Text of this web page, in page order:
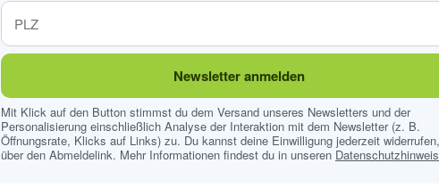
Newsletter anmelden
Mit Klick auf den Button stimmst du dem Versand unseres Newsletters und der
Personalisierung einschließlich Analyse der Interaktion mit dem Newsletter (z. B.
Öffnungsrate, Klicks auf Links) zu. Du kannst deine Einwilligung jederzeit
über den Abmeldelink. Mehr Informationen findest du in unseren